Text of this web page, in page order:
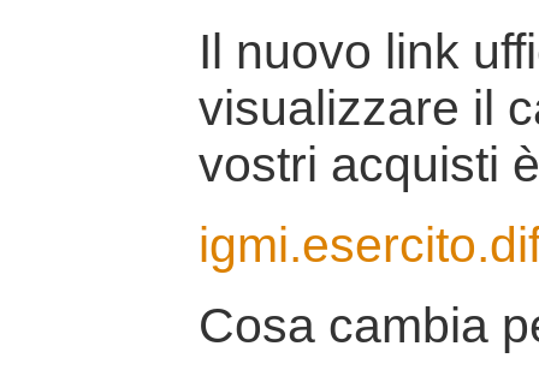
Il nuovo link
visualizzare il
vostri acquisti
Cosa cambia